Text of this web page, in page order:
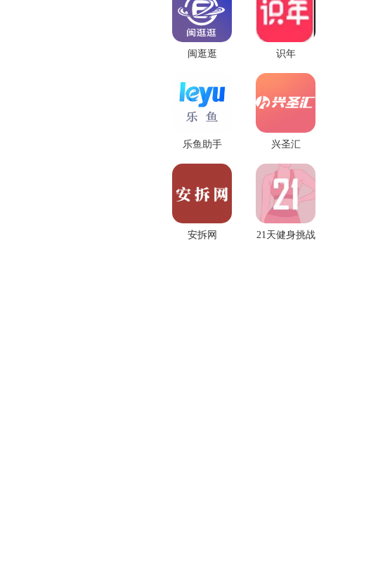
闽逛逛 识年
乐鱼助手 兴圣汇
安拆网 21天健身挑战